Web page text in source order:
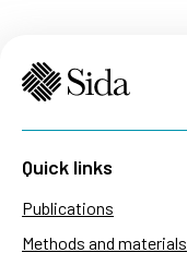
Quick links
Publications
Methods and materials